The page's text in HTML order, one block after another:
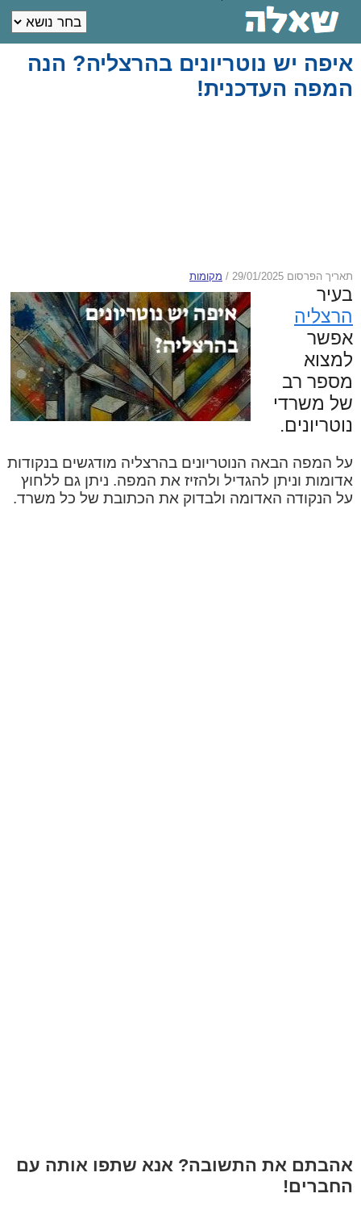
איפה יש נוטריונים בהרצליה? הנה
המפה העדכנית!
תאריך הפרסום 29/01/2025 / מקומות
בעיר
הרצליה
אפשר
למצוא
מספר רב
של משרדי
נוטריונים.
על המפה הבאה הנוטריונים בהרצליה מודגשים בנקודות
אדומות וניתן להגדיל ולהזיז את המפה. ניתן גם ללחוץ
על הנקודה האדומה ולבדוק את הכתובת של כל משרד.
אהבתם את התשובה? אנא שתפו אותה עם
החברים!